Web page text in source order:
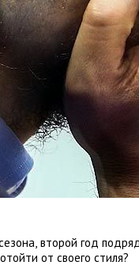
, второй год
от своего стиля?